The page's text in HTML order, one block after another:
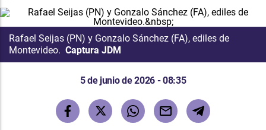
Rafael Seijas (PN) y Gonzalo Sánchez (FA), ediles de
Montevideo. Captura JDM
5 de junio de 2026 - 08:35